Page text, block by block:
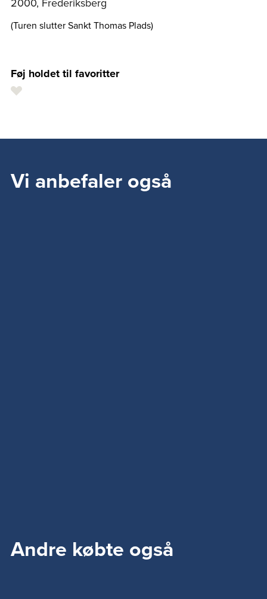
(Turen slutter Sankt Thomas Plads)
Føj holdet til favoritter
Vi anbefaler også
Andre købte også